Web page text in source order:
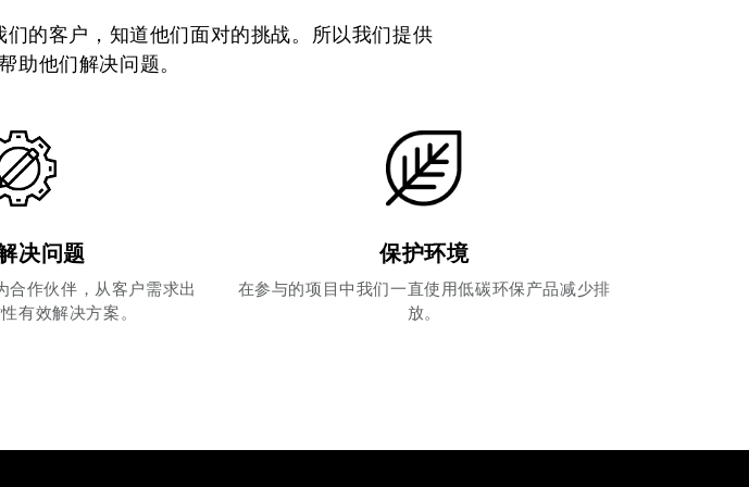
的客户，知道他们面对的挑战。所以我们提供
助他们解决问题。
决问题
合作伙伴，从客户需求出
有效解决方案。
保护环境
在参与的项目中我们一直使用低碳环保产品减少排
放。